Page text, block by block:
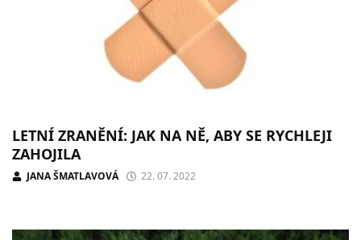
LETNÍ ZRANĚNÍ: JAK NA NĚ, ABY SE RYCHLEJI
ZAHOJILA
JANA ŠMATLAVOVÁ 22. 07. 2022